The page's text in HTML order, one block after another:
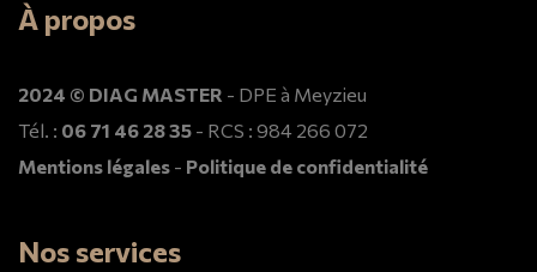
À propos
2024 © DIAG MASTER - DPE à Meyzieu
Tél. : 06 71 46 28 35 - RCS : 984 266 072
Mentions légales - Politique de confidentialité
Nos services